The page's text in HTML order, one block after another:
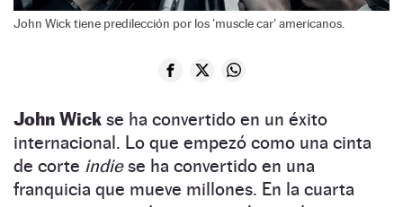
John Wick tiene predilección por los 'muscle car' americanos.
John Wick se ha convertido en un éxito
internacional. Lo que empezó como una cinta
de corte indiese ha convertido en una
franquicia que mueve millones. En la cuarta